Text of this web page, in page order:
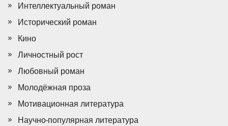
Интеллектуальный роман
Исторический роман
Кино
Личностный рост
Любовный роман
Молодёжная проза
Мотивационная литература
Научно-популярная литература